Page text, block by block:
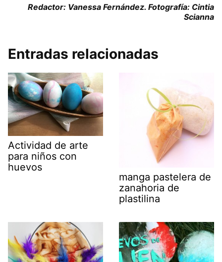
Redactor: Vanessa Fernández. Fotografía: Cintia
Scianna
Entradas relacionadas
Actividad de arte
para niños con
huevos
manga pastelera de
zanahoria de
plastilina